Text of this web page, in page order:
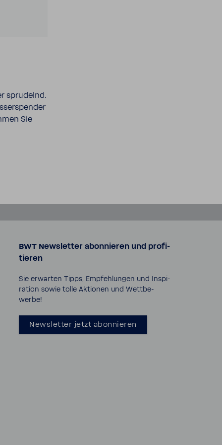
spru­delnd.
Sie
BWT News­letter abon­nieren und profi­
tieren
Sie erwarten Tipps, Empfeh­lungen und Inspi­
ra­tion sowie tolle Aktionen und Wett­be­
werbe!
News­letter jetzt abon­nieren